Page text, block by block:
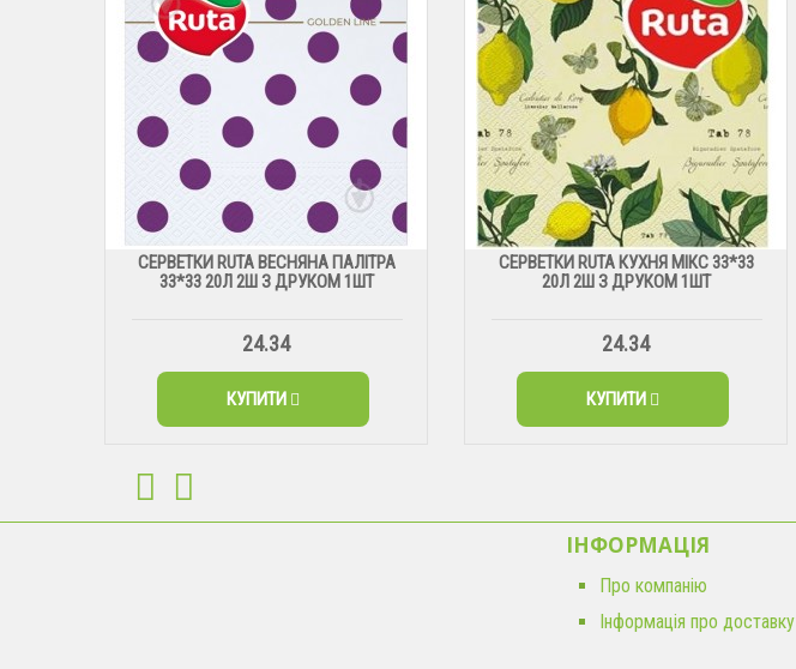
СЕРВЕТКИ RUTA ВЕСНЯНА ПАЛІТРА
33*33 20Л 2Ш З ДРУКОМ 1ШТ
24.34
КУПИТИ
СЕРВЕТКИ RUTA КУХНЯ МІКС 33*33
20Л 2Ш З ДРУКОМ 1ШТ
24.34
КУПИТИ
ІНФОРМАЦІЯ
Про компанію
Інформація про доставку